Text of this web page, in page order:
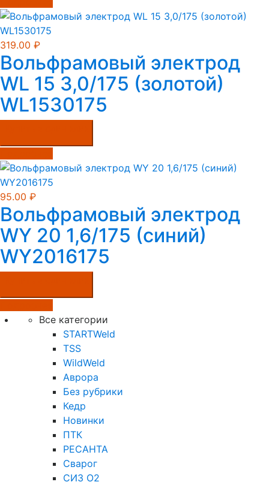
319.00 ₽
Вольфрамовый электрод
WL 15 3,0/175 (золотой)
WL1530175
95.00 ₽
Вольфрамовый электрод
WY 20 1,6/175 (синий)
WY2016175
Все категории
STARTWeld
TSS
WildWeld
Аврора
Без рубрики
Кедр
Новинки
ПТК
РЕСАНТА
Сварог
СИЗ О2